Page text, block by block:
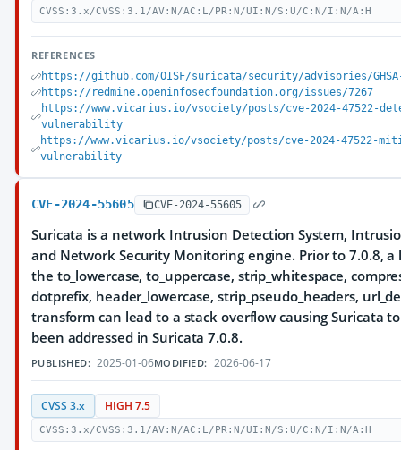
CVSS:3.x/CVSS:3.1/AV:N/AC:L/PR:N/UI:N/S:U/C:N/I:N/A:H
REFERENCES
https://github.com/OISF/suricata/security/advisories/GHSA-
https://redmine.openinfosecfoundation.org/issues/7267
https://www.vicarius.io/vsociety/posts/cve-2024-47522-
vulnerability
https://www.vicarius.io/vsociety/posts/cve-2024-47522-
vulnerability
CVE-2024-55605 CVE-2024-55605
Suricata is a network Intrusion Detection System,
and Network Security Monitoring engine. Prior to 7.0.8,
the to_lowercase, to_uppercase, strip_whitespace,
dotprefix, header_lowercase, strip_pseudo_headers,
transform can lead to a stack overflow causing Suricata
been addressed in Suricata 7.0.8.
PUBLISHED: 2025-01-06MODIFIED: 2026-06-17
CVSS 3.x HIGH 7.5
CVSS:3.x/CVSS:3.1/AV:N/AC:L/PR:N/UI:N/S:U/C:N/I:N/A:H